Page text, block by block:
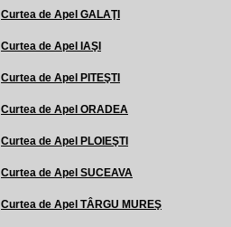
Curtea de Apel GALAŢI
Curtea de Apel IAŞI
Curtea de Apel PITEŞTI
Curtea de Apel ORADEA
Curtea de Apel PLOIEŞTI
Curtea de Apel SUCEAVA
Curtea de Apel TÂRGU MUREŞ